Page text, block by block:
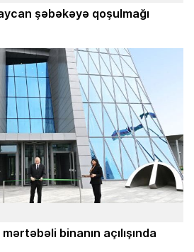
şəbəkəyə qoşulmağı
binanın açılışında